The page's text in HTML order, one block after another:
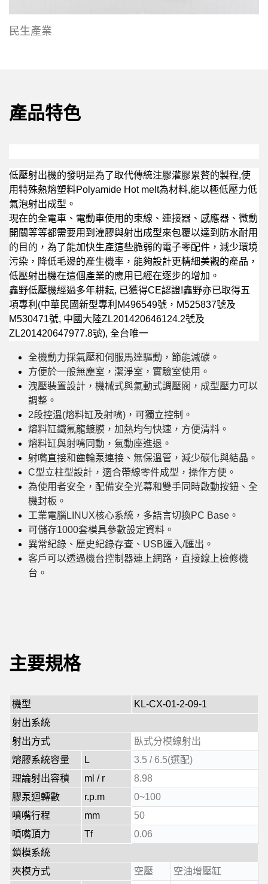
民生產業
產品特色
低壓射出機的發明是為了取代傳統注膠灌膠累贅的製程,使
用特殊熱熔塑料Polyamide Hot melt為材料,能以極低壓力低
氣泡射出成型。
現在的全電車、電動車使用的束線、連接器、感應器、微動
開關等等都需要用到灌膠與射出成型來包覆以達到防水耐用
的目的，為了能加快生產這些脆弱的電子零配件，減少環境
污染，降低毛邊的產生機率，能夠設計更精細美觀的產品，
低壓射出機在這個產業的應用已經在逐步的增加。
鑫野低壓機經過多年耕耘, 已獲得CE認證!鑫野亦已取得五
項專利(中華民國新型專利M496549號，M525837號及
M530471號, 中國大陸ZL201420646124.2號及
ZL201420647977.8號), 全台唯一
全機動力採氣壓和伺服馬達驅動，節能減碳。
方便於一般無塵室，潔淨室，實驗室使用。
洩壓裝置設計，機械式與氣動式調壓閥，成型壓力可以
調整。
2段控溫(熔料缸及射嘴)，可獨立控制。
熔料缸鐵氟龍鍍膜，加熱均勻快速，方便清料。
熔料缸與射嘴同動，氣動座進退。
射嘴直接和齒輪泵連接、無保溫管，減少碳化與結晶。
C型立柱型設計，適合帶線零件成型，操作方便。
為使用者安全，配備安全光幕和雙手同時啟動按鈕、全
機封板。
工業電腦LINUX核心系統，多語言切換PC Base。
可儲存1000套模具參數設定資料。
異常紀錄、歷史紀錄存查、USB匯入/匯出。
客戶可以透過機台控制器連上網路，直接線上檢修機
台。
主要規格
機型
KL-CX-01-2-09-1
射出系統
射出方式
臥式分模線射出
熔膠系統容量
L
3.5 / 6.5(選配)
理論射出容積
ml / r
8.98
膠泵迴轉數
r.p.m
0~100
噴嘴行程
mm
50
噴嘴頂力
Tf
0.06
鎖模系統
夾模方式
空壓
空油增壓缸